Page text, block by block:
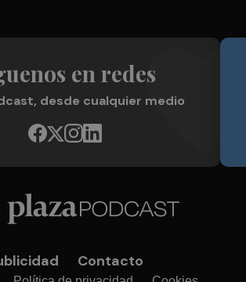
en redes
desde cualquier medio
Contacto